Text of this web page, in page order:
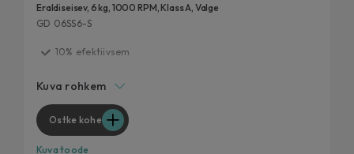
Eraldiseisev, 6 kg, 1000 RPM, Klass A, Valge
GD 06SS6-S
10% efektiivsem
20 aasta jooksul testitud
Eemalda 99% igapäevastest plekkidest
Kuva rohkem
Ostke kohe
Kuva toode